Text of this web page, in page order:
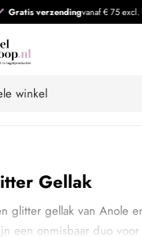
Gratis verzendingvanaf € 75 excl.
Gellak
glitter gellak van Anole
een onmisbaar duo